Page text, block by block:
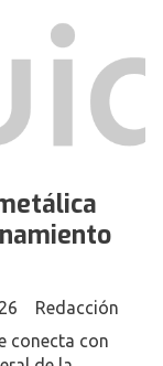
Redacción
conecta con